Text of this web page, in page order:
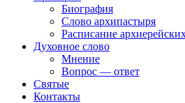
Биография
Слово архипастыря
Расписание
Духовное слово
Мнение
Вопрос — ответ
Святые
Контакты